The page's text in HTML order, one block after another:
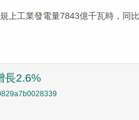
上工業發電量7843億千瓦時，
長2.6%